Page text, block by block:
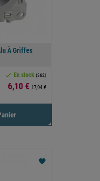
À Griffes
 En stock (362)
Prix
6,10 € 17,94 €
favorite